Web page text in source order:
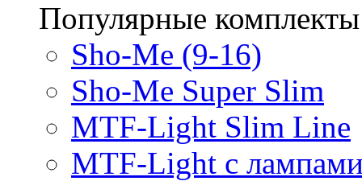
Популярные комплекты
Sho-Me (9-16)
Sho-Me Super Slim
MTF-Light Slim Line
MTF-Light с